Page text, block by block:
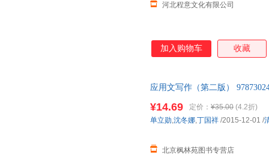
河北程意文化有限公司
加入购物车 收藏
应用文写作（第二版）
写全多少册的均为单本价格）
¥14.69 定价： ¥35.00 (4.2折)
北京枫林苑图书专营店
单立勋,沈冬娜,丁国祥 /2015-12-01 /